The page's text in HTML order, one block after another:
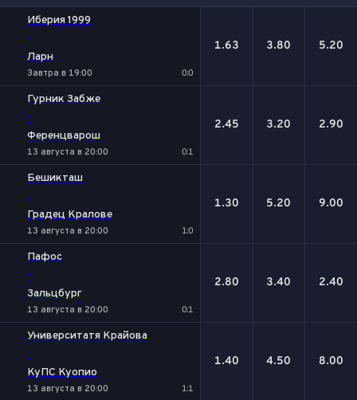
Иберия 1999
-
Ларн
Завтра в 19:00 0:0
1.63 3.80 5.20
Гурник Забже
-
Ференцварош
13 августа в 20:00 0:1
2.45 3.20 2.90
Бешикташ
-
Градец Кралове
13 августа в 20:00 1:0
1.30 5.20 9.00
Пафос
-
Зальцбург
13 августа в 20:00 0:1
2.80 3.40 2.40
Университатя Крайова
-
КуПС Куопио
13 августа в 20:00 1:1
1.40 4.50 8.00